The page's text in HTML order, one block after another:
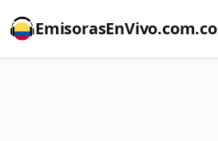
EmisorasEnVivo.com.co